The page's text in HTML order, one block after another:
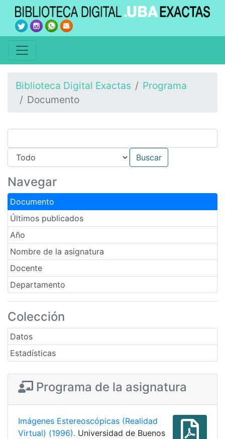
Biblioteca Digital Exactas
Programa
Documento
Navegar
Documento
Últimos publicados
Año
Nombre de la asignatura
Docente
Departamento
Colección
Datos
Estadísticas
Programa de la asignatura
Imágenes Estereoscópicas (Realidad
Virtual) (1996). Universidad de Buenos